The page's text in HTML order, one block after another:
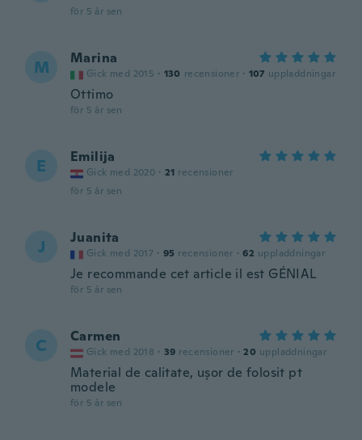
för 5 år sen
M Marina
Gick med 2015 · 130 recensioner · 107 uppladdningar
Ottimo
för 5 år sen
E Emilija
Gick med 2020 · 21 recensioner
för 5 år sen
J Juanita
Gick med 2017 · 95 recensioner · 62 uppladdningar
Je recommande cet article il est GÉNIAL
för 5 år sen
C Carmen
Gick med 2018 · 39 recensioner · 20 uppladdningar
Material de calitate, ușor de folosit pt
modele
för 5 år sen